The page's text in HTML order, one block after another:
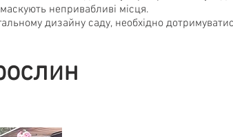
непривабливі місця.
дизайну саду, необхідно